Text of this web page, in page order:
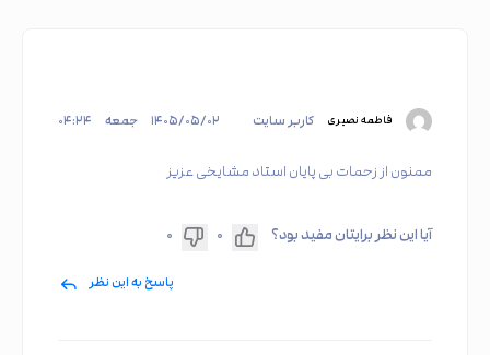
فاطمه نصیری کاربر سایت ۱۴۰۵/۰۵/۰۲ جمعه ۰۴:۲۴
ممنون از زحمات بی پایان استاد مشایخی عزیز
آیا این نظر برایتان مفید بود؟ ۰ ۰
پاسخ به این نظر